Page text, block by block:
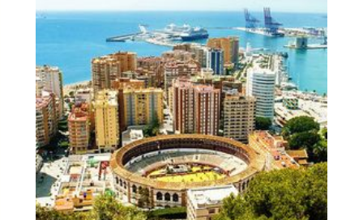
Distance
Durée
Audios Parcours